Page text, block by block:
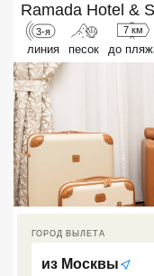
Ramada Hotel &
3-я
линия песок
7 км
до
ГОРОД ВЫЛЕТА
из Москвы
Экскурсионные туры
VIP отели 5 звезд
ТОП 10 лучших
ТОП 10 недорогих
Лучшие отели 4*
Недорогие отели 4*
звезды